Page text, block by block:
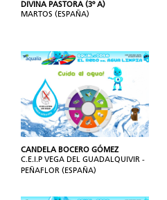
DIVINA PASTORA (3º A)
MARTOS (ESPAÑA)
CANDELA BOCERO GÓMEZ
C.E.I.P VEGA DEL GUADALQUIVIR -
PEÑAFLOR (ESPAÑA)